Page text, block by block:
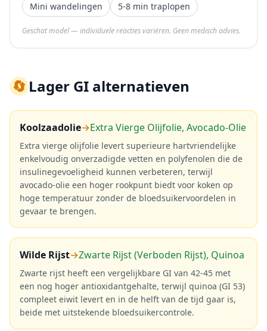
Mini wandelingen
5-8 min traplopen
Geschat model — individuele reacties variëren. Geen medisch advies.
🔄Lager GI alternatieven
Koolzaadolie→Extra Vierge Olijfolie, Avocado-Olie
Extra vierge olijfolie levert superieure hartvriendelijke
enkelvoudig onverzadigde vetten en polyfenolen die de
insulinegevoeligheid kunnen verbeteren, terwijl
avocado-olie een hoger rookpunt biedt voor koken op
hoge temperatuur zonder de bloedsuikervoordelen in
gevaar te brengen.
Wilde Rijst→Zwarte Rijst (Verboden Rijst), Quinoa
Zwarte rijst heeft een vergelijkbare GI van 42-45 met
een nog hoger antioxidantgehalte, terwijl quinoa (GI 53)
compleet eiwit levert en in de helft van de tijd gaar is,
beide met uitstekende bloedsuikercontrole.